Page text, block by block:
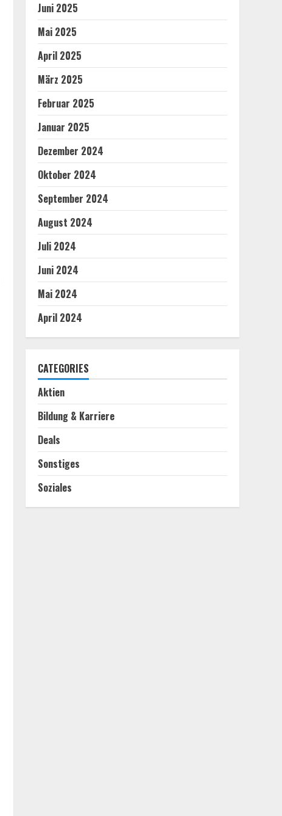
Juni 2025
Mai 2025
April 2025
März 2025
Februar 2025
Januar 2025
Dezember 2024
Oktober 2024
September 2024
August 2024
Juli 2024
Juni 2024
Mai 2024
April 2024
CATEGORIES
Aktien
Bildung & Karriere
Deals
Sonstiges
Soziales